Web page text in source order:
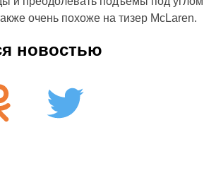
очень похоже на тизер McLaren.
новостью